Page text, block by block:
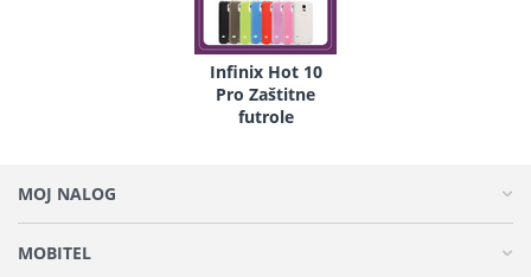
Infinix Hot 10
Pro Zaštitne
futrole
MOJ NALOG
MOBITEL